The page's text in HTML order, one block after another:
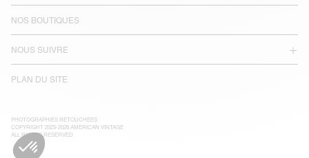
NOS BOUTIQUES
NOUS SUIVRE
PLAN DU SITE
PHOTOGRAPHIES RETOUCHÉES
COPYRIGHT 2025-2026 AMERICAN VINTAGE
ALL RIGHTS RESERVED